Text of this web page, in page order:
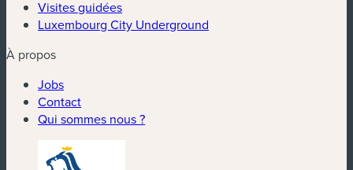
Visites guidées
Luxembourg City Underground
À propos
Jobs
Contact
Qui sommes nous ?